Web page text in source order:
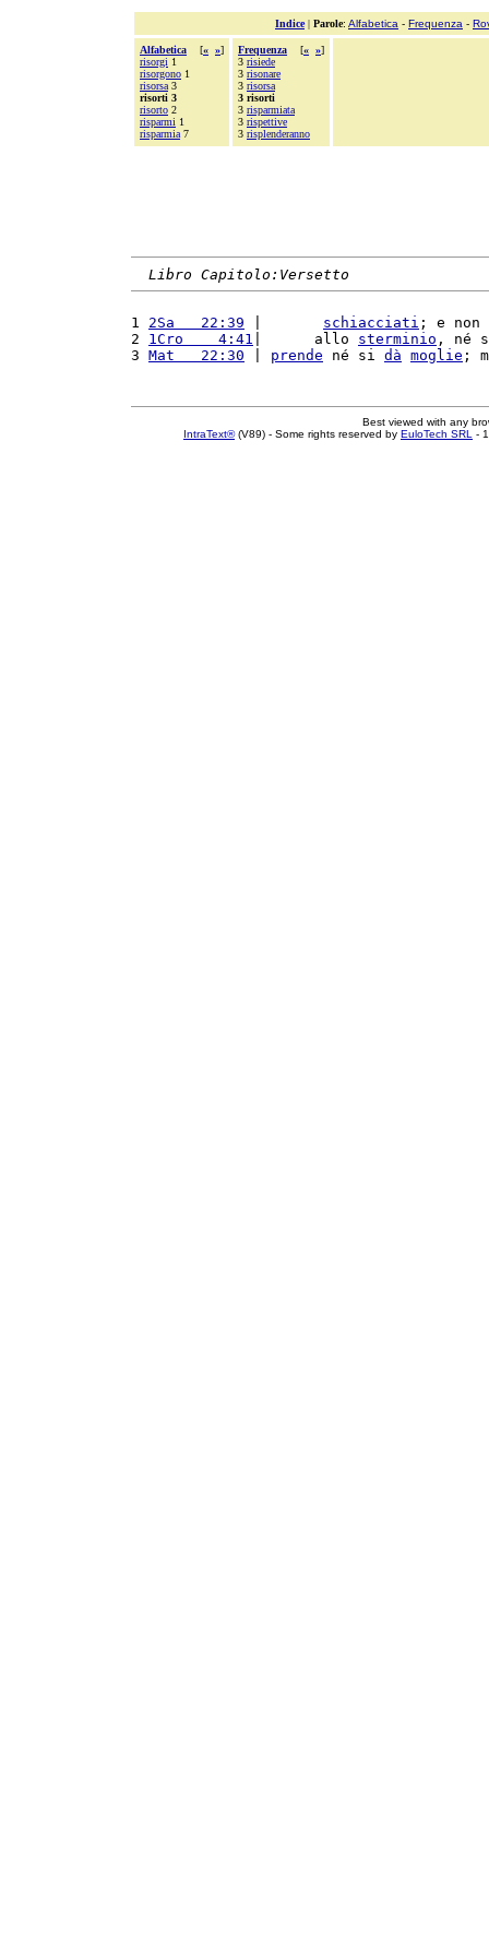
Indice| Parole: Alfabetica - Frequenza -
Alfabetica [« »]
risorgi 1
risorgono 1
risorsa 3
risorti 3
risorto 2
risparmi 1
risparmia 7
Frequenza [« »]
3 risiede
3 risonare
3 risorsa
3 risorti
3 risparmiata
3 rispettive
3 risplenderanno
Libro Capitolo:Versetto
1 2Sa   22:39 schiacciati ; e non
2 1Cro    4:41 |      allo sterminio , né
3 Mat   22:30 prende né si dà moglie ;
Best viewed with any
IntraText®(V89) - Some rights reserved by EuloTech SRL -